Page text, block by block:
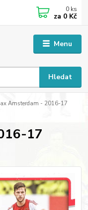
Menu
Hledat
0 ks
za 0 Kč
Amsterdam - 2016-17
17